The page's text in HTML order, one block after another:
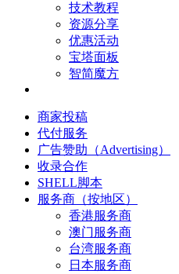
技术教程
资源分享
优惠活动
宝塔面板
智简魔方
商家投稿
代付服务
广告赞助（Advertising）
收录合作
SHELL脚本
服务商（按地区）
香港服务商
澳门服务商
台湾服务商
日本服务商